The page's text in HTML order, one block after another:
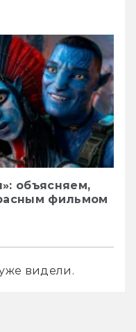
объясняем,
фильмом
видели.